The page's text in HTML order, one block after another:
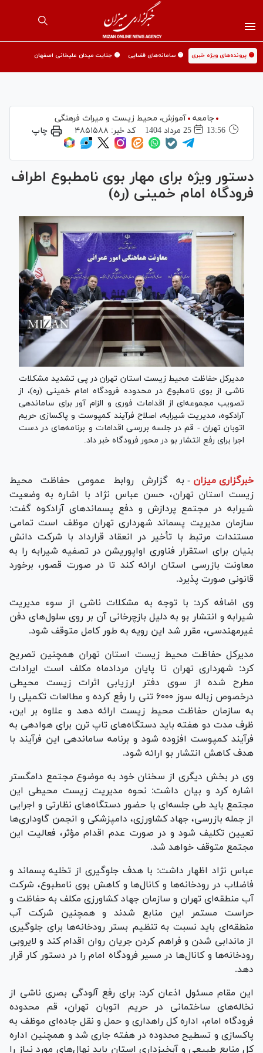
🟡 پرونده‌های ویژه خبری 🟡 سامانه‌های قضایی 🟡 جنایت میدان علیخانی اصفهان
جامعه
آموزش،‌ محیط زیست و میراث فرهنگی
13:56
25 مرداد 1404 کد خبر: ۴۸۵۱۵۸۸ چاپ
دستور ویژه برای مهار بوی نامطبوع اطراف
فرودگاه امام خمینی (ره)
مدیرکل حفاظت محیط زیست استان تهران در پی تشدید مشکلات
ناشی از بوی نامطبوع در محدوده فرودگاه امام خمینی (ره)، از
تصویب مجموعه‌ای از اقدامات فوری و الزام آور برای ساماندهی
آرادکوه، مدیریت شیرابه، اصلاح فرآیند کمپوست و پاکسازی حریم
اتوبان تهران - قم در جلسه بررسی اقدامات و برنامه‌های در دست
اجرا برای رفع انتشار بو در محور فرودگاه خبر داد.
خبرگزاری میزان - به گزارش روابط عمومی حفاظت محیط
زیست استان تهران، حسن عباس نژاد با اشاره به وضعیت
شیرابه در مجتمع پردازش و دفع پسماند‌های آرادکوه گفت:
سازمان مدیریت پسماند شهرداری تهران موظف است تمامی
مستندات مرتبط با تأخیر در انعقاد قرارداد با شرکت دانش
بنیان برای استقرار فناوری اواپوریشن در تصفیه شیرابه را به
معاونت بازرسی استان ارائه کند تا در صورت قصور، برخورد
قانونی صورت پذیرد.
وی اضافه کرد: با توجه به مشکلات ناشی از سوء مدیریت
شیرابه و انتشار بو به دلیل بازچرخانی آن بر روی سلول‌های دفن
غیرمهندسی، مقرر شد این رویه به طور کامل متوقف شود.
مدیرکل حفاظت محیط زیست استان تهران همچنین تصریح
کرد: شهرداری تهران تا پایان مردادماه مکلف است ایرادات
مطرح شده از سوی دفتر ارزیابی اثرات زیست محیطی
درخصوص زباله سوز ۶۰۰۰ تنی را رفع کرده و مطالعات تکمیلی را
به سازمان حفاظت محیط زیست ارائه دهد و علاوه بر این،
ظرف مدت دو هفته باید دستگاه‌های تاپ ترن برای هوادهی به
فرآیند کمپوست افزوده شود و برنامه ساماندهی این فرآیند با
هدف کاهش انتشار بو ارائه شود.
وی در بخش دیگری از سخنان خود به موضوع مجتمع دامگستر
اشاره کرد و بیان داشت: نحوه مدیریت زیست محیطی این
مجتمع باید طی جلسه‌ای با حضور دستگاه‌های نظارتی و اجرایی
از جمله بازرسی، جهاد کشاورزی، دامپزشکی و انجمن گاوداری‌ها
تعیین تکلیف شود و در صورت عدم اقدام مؤثر، فعالیت این
مجتمع متوقف خواهد شد.
عباس نژاد اظهار داشت: با هدف جلوگیری از تخلیه پسماند و
فاضلاب در رودخانه‌ها و کانال‌ها و کاهش بوی نامطبوع، شرکت
آب منطقه‌ای تهران و سازمان جهاد کشاورزی مکلف به حفاظت و
حراست مستمر این منابع شدند و همچنین شرکت آب
منطقه‌ای باید نسبت به تنظیم بستر رودخانه‌ها برای جلوگیری
از ماندابی شدن و فراهم کردن جریان روان اقدام کند و لایروبی
رودخانه‌ها و کانال‌ها در مسیر فرودگاه امام را در دستور کار قرار
دهد.
این مقام مسئول اذعان کرد: برای رفع آلودگی بصری ناشی از
نخاله‌های ساختمانی در حریم اتوبان تهران، قم محدوده
فرودگاه امام، اداره کل راهداری و حمل و نقل جاده‌ای موظف به
پاکسازی و تسطیح محدوده در هفته جاری شد و همچنین اداره
کل منابع طبیعی و آبخیزداری استان باید نهال‌های مورد نیاز را